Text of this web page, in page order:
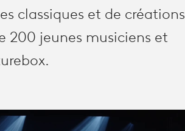
classiques et de créations
200 jeunes musiciens et